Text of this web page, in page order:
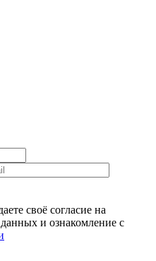
своё согласие на
и ознакомление с